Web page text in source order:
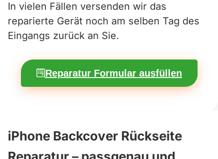
In vielen Fällen versenden wir das
reparierte Gerät noch am selben Tag des
Eingangs zurück an Sie.
Reparatur Formular ausfüllen
iPhone Backcover Rückseite